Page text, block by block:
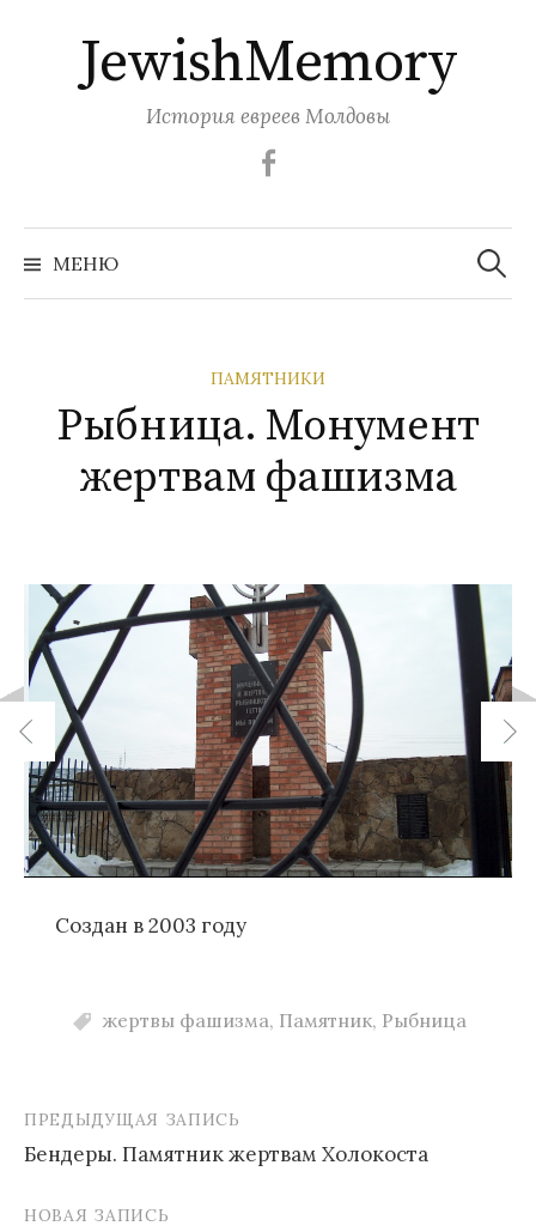
содержимому
JewishMemory
История евреев Молдовы
МЕНЮ Найти:
ПАМЯТНИКИ
Рыбница. Монумент
жертвам фашизма
Создан в 2003 году
жертвы фашизма, Памятник, Рыбница
Навигация
по
записям
ПРЕДЫДУЩАЯ ЗАПИСЬ
Бендеры. Памятник жертвам Холокоста
НОВАЯ ЗАПИСЬ